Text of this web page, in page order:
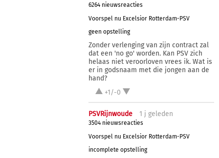
6264 nieuwsreacties
Voorspel nu Excelsior Rotterdam-PSV
geen opstelling
Zonder verlenging van zijn contract zal
dat een 'no go' worden. Kan PSV zich
helaas niet veroorloven vrees ik. Wat is
er in godsnaam met die jongen aan de
hand?
+1/-0
PSVRijnwoude 1 j geleden
3504 nieuwsreacties
Voorspel nu Excelsior Rotterdam-PSV
incomplete opstelling